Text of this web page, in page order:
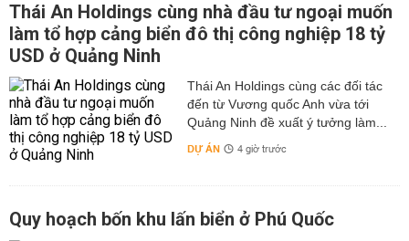
Thái An Holdings cùng nhà đầu tư ngoại muốn
làm tổ hợp cảng biển đô thị công nghiệp 18 tỷ
USD ở Quảng Ninh
Thái An Holdings cùng các đối tác
đến từ Vương quốc Anh vừa tới
Quảng Ninh đề xuất ý tưởng làm...
DỰ ÁN 4 giờ trước
Quy hoạch bốn khu lấn biển ở Phú Quốc